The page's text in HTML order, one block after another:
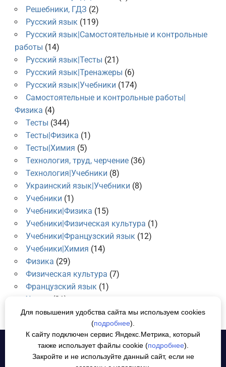
Решебники, ГДЗ (2)
Русский язык(119)
Русский язык|Самостоятельные и контрольные
работы (14)
Русский язык|Тесты (21)
Русский язык|Тренажеры (6)
Русский язык|Учебники (174)
Самостоятельные и контрольные работы|
Физика (4)
Тесты (344)
Тесты|Физика (1)
Тесты|Химия (5)
Технология, труд, черчение(36)
Технология|Учебники (8)
Украинский язык|Учебники (8)
Учебники (1)
Учебники|Физика (15)
Учебники|Физическая культура (1)
Учебники|Французский язык(12)
Учебники|Химия (14)
Физика (29)
Физическая культура (7)
Французский язык(1)
Химия
(21)
Политика конфиденциальностиСОГЛАСИЕ НА ОБРАБОТКУ
ПЕРСОНАЛЬНЫХ ДАННЫХ
Для повышения удобства сайта мы используем cookies
(подробнее).
К сайту подключен сервис Яндекс.Метрика, который
также использует файлы cookie (подробнее).
Закройте и не используйте данный сайт, если не